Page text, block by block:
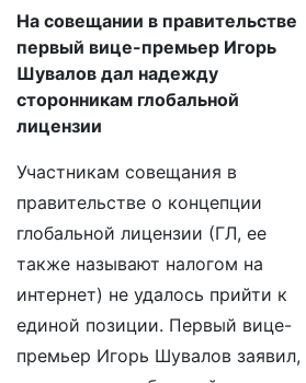
На совещании в правительстве
первый вице-премьер Игорь
Шувалов дал надежду
сторонникам глобальной
лицензии
Участникам совещания в
правительстве о концепции
глобальной лицензии (ГЛ, ее
также называют налогом на
интернет) не удалось прийти к
единой позиции. Первый вице-
премьер Игорь Шувалов заявил,